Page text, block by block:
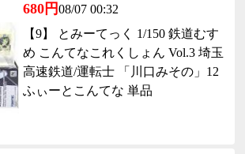
680円08/07 00:32
【9】 とみーてっく 1/150 鉄道むす
め こんてなこれくしょん Vol.3 埼玉
高速鉄道/運転士 「川口みその」12
ふぃーとこんてな 単品